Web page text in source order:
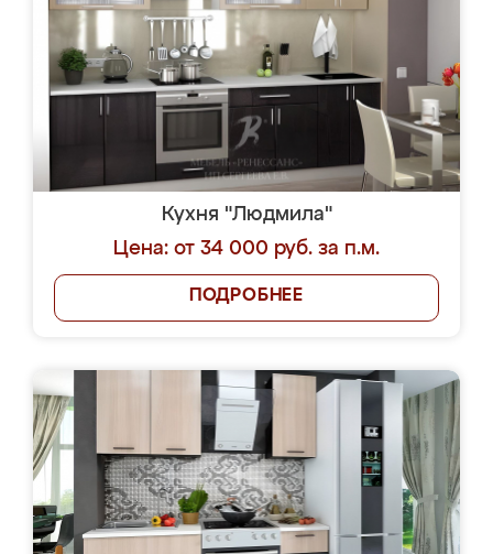
Кухня "Людмила"
Цена: от 34 000 руб. за п.м.
ПОДРОБНЕЕ